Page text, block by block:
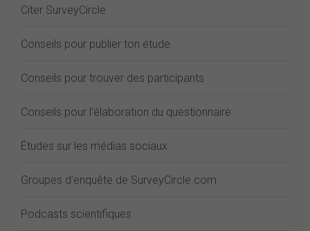
Citer SurveyCircle
Conseils pour publier ton étude
Conseils pour trouver des participants
Conseils pour l'élaboration du questionnaire
Études sur les médias sociaux
Groupes d'enquête de SurveyCircle.com
Podcasts scientifiques